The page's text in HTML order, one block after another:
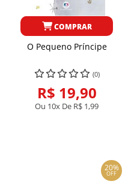
COMPRAR
O Pequeno Príncipe
(0)
R$ 19,90
Ou 10x De R$ 1,99
20%
OFF